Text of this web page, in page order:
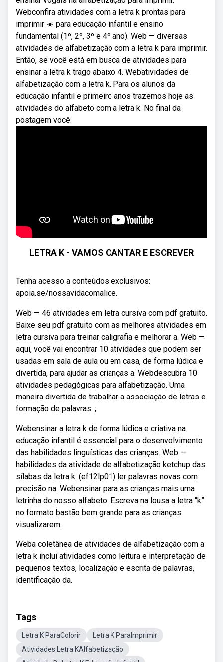
Webconfira atividades com a letra k prontas para
imprimir ☀️ para educação infantil e ensino
fundamental (1º, 2º, 3º e 4º ano). Web — diversas
atividades de alfabetização com a letra k para imprimir.
Então, se você está em busca de atividades para
ensinar a letra k trago abaixo 4. Webatividades de
alfabetização com a letra k. Para os alunos da
educação infantil e primeiro anos trazemos hoje as
atividades do alfabeto com a letra k. No final da
postagem você.
LETRA K - VAMOS CANTAR E ESCREVER
Tenha acesso a conteúdos exclusivos:
apoia.se/nossavidacomalice.
Web — 46 atividades em letra cursiva com pdf gratuito.
Baixe seu pdf gratuito com as melhores atividades em
letra cursiva para treinar caligrafia e melhorar a. Web —
aqui, você vai encontrar 10 atividades que podem ser
usadas em sala de aula ou em casa, de forma lúdica e
divertida, para ajudar as crianças a. Webdescubra 10
atividades pedagógicas para alfabetização. Uma
maneira divertida de trabalhar a associação de letras e
formação de palavras. ;
Webensinar a letra k de forma lúdica e criativa na
educação infantil é essencial para o desenvolvimento
das habilidades linguísticas das crianças. Web —
habilidades da atividade de alfabetização ketchup das
sílabas da letra k. (ef12lp01) ler palavras novas com
precisão na. Webensinar para as crianças mais uma
letrinha do nosso alfabeto: Escreva na lousa a letra “k”
no formato bastão bem grande para as crianças
visualizarem.
Weba coletânea de atividades de alfabetização com a
letra k inclui atividades como leitura e interpretação de
pequenos textos, localização e escrita de palavras,
identificação da.
Tags
Letra K ParaColorir
Letra K ParaImprimir
Atividades Letra KAlfabetização